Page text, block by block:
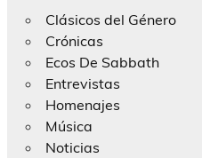
Clásicos del Género
Crónicas
Ecos De Sabbath
Entrevistas
Homenajes
Música
Noticias